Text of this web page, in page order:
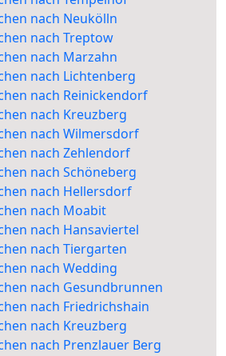
nach Neukölln
nach Treptow
nach Marzahn
nach Lichtenberg
nach Reinickendorf
nach Kreuzberg
nach Wilmersdorf
nach Zehlendorf
nach Schöneberg
nach Hellersdorf
nach Moabit
nach Hansaviertel
nach Tiergarten
nach Wedding
nach Gesundbrunnen
nach Friedrichshain
nach Kreuzberg
nach Prenzlauer Berg